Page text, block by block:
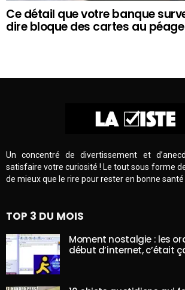
Ce détail que votre banque
dire bloque des cartes au
Un concentré de divertissement et
satisfaire votre curiosité ! Le tout sous forme
de mieux que le rire pour rester en bonne santé
TOP 3 DU MOIS
Moment nostalgie : les
début d’internet, c’était